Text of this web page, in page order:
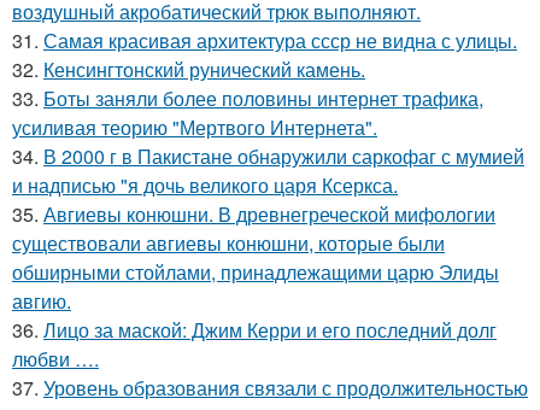
воздушный акробатический трюк выполняют.
31. Самая красивая архитектура ссср не видна с улицы.
32. Кенсингтонский рунический камень.
33. Боты заняли более половины интернет трафика,
усиливая теорию "Мертвого Интернета".
34. В 2000 г в Пакистане обнаружили саркофаг с мумией
и надписью "я дочь великого царя Ксеркса.
35. Авгиевы конюшни. В древнегреческой мифологии
существовали авгиевы конюшни, которые были
обширными стойлами, принадлежащими царю Элиды
авгию.
36. Лицо за маской: Джим Керри и его последний долг
любви ….
37. Уровень образования связали с продолжительностью